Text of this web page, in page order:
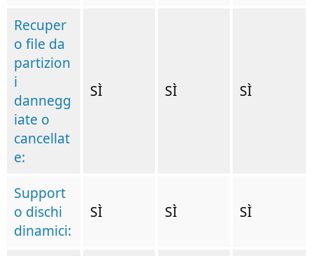
Recuper
o file da
partizion
i
dannegg
iate o
cancellat
e:
SÌ SÌ SÌ
Support
o dischi
dinamici:
SÌ SÌ SÌ